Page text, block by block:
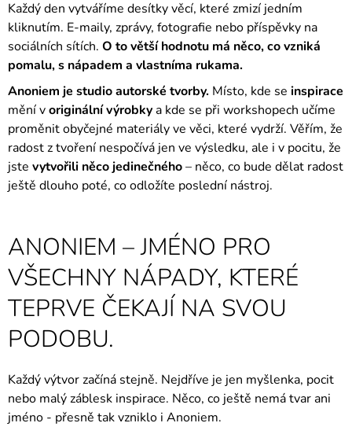
Každý den vytváříme desítky věcí, které zmizí jedním
kliknutím. E-maily, zprávy, fotografie nebo příspěvky na
sociálních sítích. O to větší hodnotu má něco, co vzniká
pomalu, s nápadem a vlastníma rukama.
Anoniem je studio autorské tvorby. Místo, kde se inspirace
mění voriginální výrobkya kde se při workshopech učíme
proměnit obyčejné materiály ve věci, které vydrží. Věřím, že
radost z tvoření nespočívá jen ve výsledku, ale i v pocitu, že
jste vytvořili něco jedinečného– něco, co bude dělat radost
ještě dlouho poté, co odložíte poslední nástroj.
ANONIEM – JMÉNO PRO
VŠECHNY NÁPADY, KTERÉ
TEPRVE ČEKAJÍ NA SVOU
PODOBU.
Každý výtvor začíná stejně. Nejdříve je jen myšlenka, pocit
nebo malý záblesk inspirace. Něco, co ještě nemá tvar ani
jméno - přesně tak vzniklo i Anoniem.
A
J
Í
?
HLEDAT